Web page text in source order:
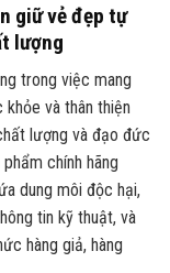
giữ vẻ đẹp tự
lượng
trong việc mang
và thân thiện
lượng và đạo đức
chính hãng
dung môi độc hại,
tin kỹ thuật, và
hàng giả, hàng